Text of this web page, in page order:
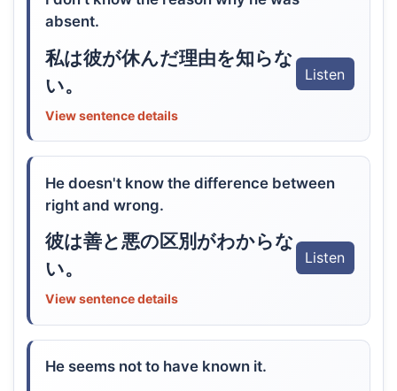
absent.
私は彼が休んだ理由を知らな
い。
Listen
View sentence details
He doesn't know the difference between
right and wrong.
彼は善と悪の区別がわからな
い。
Listen
View sentence details
He seems not to have known it.